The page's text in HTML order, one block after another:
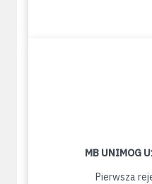
MB UNIMOG
Pierwsza